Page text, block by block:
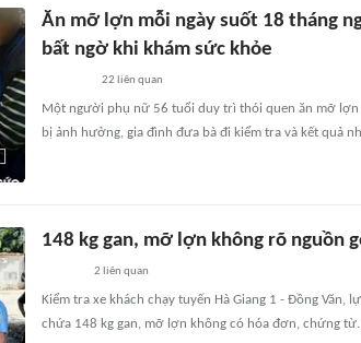
Ăn mỡ lợn mỗi ngày suốt 18 tháng
bất ngờ khi khám sức khỏe
22 liên quan
Một người phụ nữ 56 tuổi duy trì thói quen ăn mỡ lợn
bị ảnh hưởng, gia đình đưa bà đi kiểm tra và kết quả
148 kg gan, mỡ lợn không rõ nguồn
2 liên quan
Kiểm tra xe khách chạy tuyến Hà Giang 1 - Đồng
chứa 148 kg gan, mỡ lợn không có hóa đơn, chứng